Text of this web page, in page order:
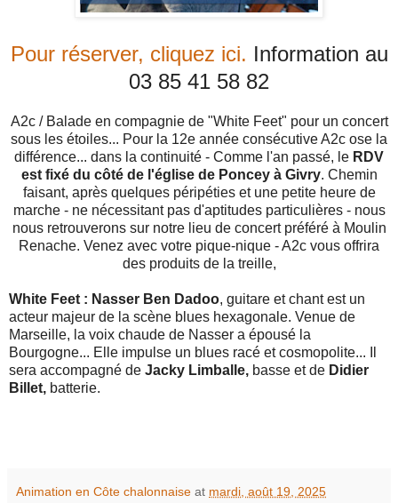
Pour réserver, cliquez ici. Information au
03 85 41 58 82
A2c / Balade en compagnie de "White Feet" pour un concert
sous les étoiles... Pour la 12e année consécutive A2c ose la
différence... dans la continuité - Comme l'an passé, le RDV
est fixé du côté de l'église de Poncey à Givry. Chemin
faisant, après quelques péripéties et une petite heure de
marche - ne nécessitant pas d'aptitudes particulières - nous
nous retrouverons sur notre lieu de concert préféré à Moulin
Renache. Venez avec votre pique-nique - A2c vous offrira
des produits de la treille,
White Feet : Nasser Ben Dadoo, guitare et chant est un
acteur majeur de la scène blues hexagonale. Venue de
Marseille, la voix chaude de Nasser a épousé la
Bourgogne... Elle impulse un blues racé et cosmopolite... Il
sera accompagné de Jacky Limballe, basse et de Didier
Billet, batterie.
Animation en Côte chalonnaise at mardi, août 19, 2025